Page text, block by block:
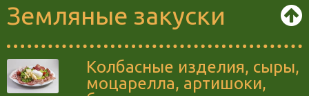
Земляные закуски
Колбасные изделия, сыры,
моцарелла, артишоки,